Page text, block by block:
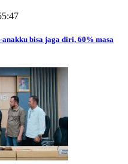
bisa jaga diri, 60% masa